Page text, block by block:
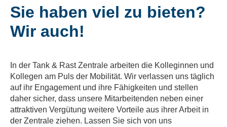
Sie haben viel zu bieten?
Wir auch!
In der Tank & Rast Zentrale arbeiten die Kolleginnen und
Kollegen am Puls der Mobilität. Wir verlassen uns täglich
auf ihr Engagement und ihre Fähigkeiten und stellen
daher sicher, dass unsere Mitarbeitenden neben einer
attraktiven Vergütung weitere Vorteile aus ihrer Arbeit in
der Zentrale ziehen. Lassen Sie sich von uns